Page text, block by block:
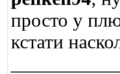
просто у
кстати